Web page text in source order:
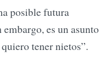
posible futura
es un asunto
tener nietos”.